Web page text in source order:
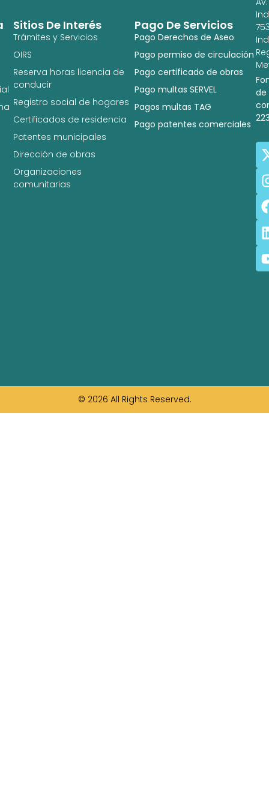
Pago De Servicios
Pago Derechos de Aseo
Pago permiso de circulación
Pago certificado de obras
Pago multas SERVEL
Pagos multas TAG
Pago patentes comerciales
Sitios De Interés
Trámites y Servicios
OIRS
Reserva horas licencia de
conducir
Registro social de hogares
Certificados de residencia
Patentes municipales
Dirección de obras
Organizaciones
comunitarias
de
© 2026 All Rights Reserved.